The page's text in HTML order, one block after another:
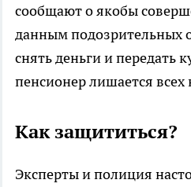
сообщают о якобы
данным подозрительных
снять деньги и передать
пенсионер лишается
Как защититься?
Эксперты и полиция